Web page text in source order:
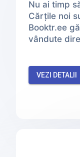
Nu ai timp
Cărțile noi
Booktr.ee
vândute
VEZI DETALII